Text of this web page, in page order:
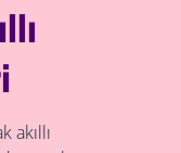
akıllı